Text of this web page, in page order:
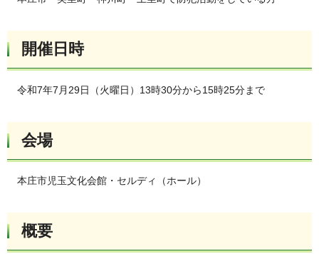
開催日時
令和7年7月29日（火曜日）13時30分から15時25分まで
会場
本庄市児玉文化会館・セルディ（ホール）
概要